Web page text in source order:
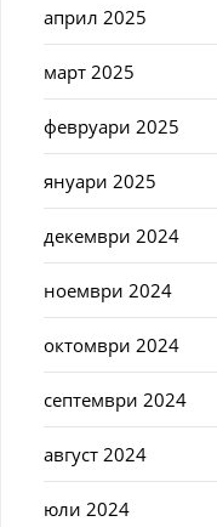
април 2025
март 2025
февруари 2025
януари 2025
декември 2024
ноември 2024
октомври 2024
септември 2024
август 2024
юли 2024